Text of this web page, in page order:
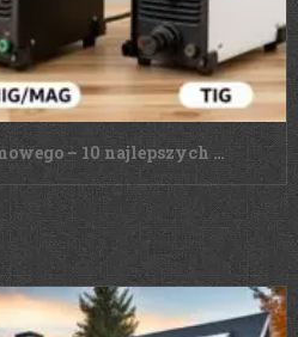
– 10 najlepszych …